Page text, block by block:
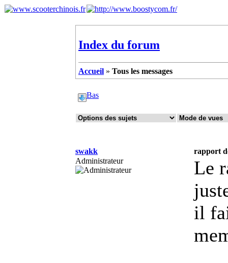
Index du forum
Accueil » Tous les messages
Bas
swakk
rapport
Administrateur
Le
il